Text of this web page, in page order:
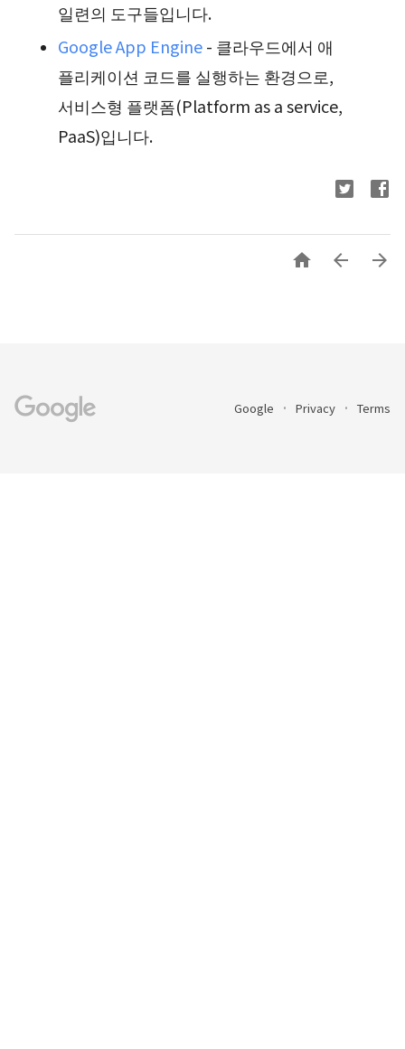
일련의 도구들입니다.
Google App Engine- 클라우드에서 애
플리케이션 코드를 실행하는 환경으로,
서비스형 플랫폼(Platform as a service,
PaaS)입니다.
  
Google Privacy Terms